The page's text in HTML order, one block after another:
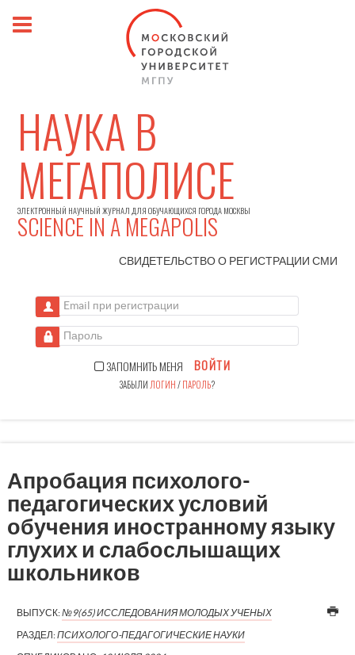
НАУКА В
МЕГАПОЛИСЕ
ЭЛЕКТРОННЫЙ НАУЧНЫЙ ЖУРНАЛ ДЛЯ ОБУЧАЮЩИХСЯ ГОРОДА МОСКВЫ
SCIENCE IN A MEGAPOLIS
СВИДЕТЕЛЬСТВО О РЕГИСТРАЦИИСМИ
Email при регистрации
Пароль
ЗАПОМНИТЬ МЕНЯ ВОЙТИ
ЗАБЫЛИ ЛОГИН/ПАРОЛЬ?
Апробация психолого-
педагогических условий
обучения иностранному языку
глухих и слабослышащих
школьников
ВЫПУСК:№9(65) ИССЛЕДОВАНИЯ МОЛОДЫХ УЧЕНЫХ
РАЗДЕЛ:ПСИХОЛОГО-ПЕДАГОГИЧЕСКИЕ НАУКИ